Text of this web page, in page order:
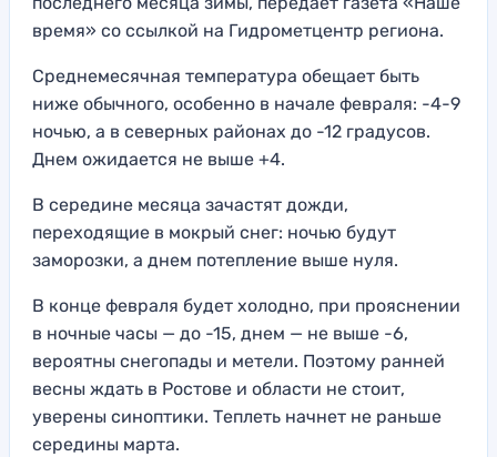
время» со ссылкой на Гидрометцентр региона.
Среднемесячная температура обещает быть
ниже обычного, особенно в начале февраля: -4-9
ночью, а в северных районах до -12 градусов.
Днем ожидается не выше +4.
В середине месяца зачастят дожди,
переходящие в мокрый снег: ночью будут
заморозки, а днем потепление выше нуля.
В конце февраля будет холодно, при прояснении
в ночные часы — до -15, днем — не выше -6,
вероятны снегопады и метели. Поэтому ранней
весны ждать в Ростове и области не стоит,
уверены синоптики. Теплеть начнет не раньше
середины марта.